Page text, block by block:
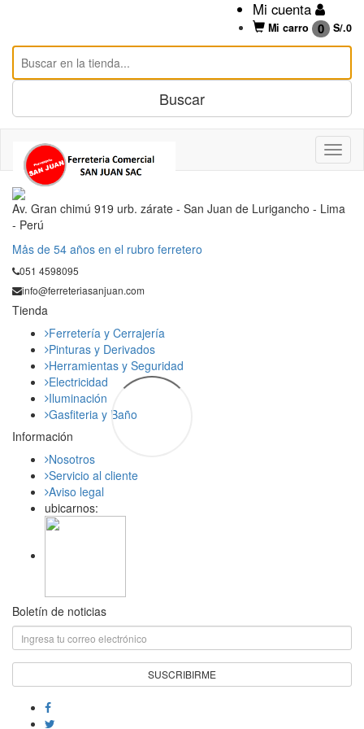
Mi cuenta
Mi carro 0 S/.0
Av. Gran chimú 919 urb. zárate - San Juan de Lurigancho - Lima
- Perú
Mås de 54 años en el rubro ferretero
051 4598095
info@ferreteriasanjuan.com
Tienda
Ferretería y Cerrajería
Pinturas y Derivados
Herramientas y Seguridad
Electricidad
Iluminación
Gasfiteria y Baño
Información
Nosotros
Servicio al cliente
Aviso legal
ubicarnos:
Boletín de noticias